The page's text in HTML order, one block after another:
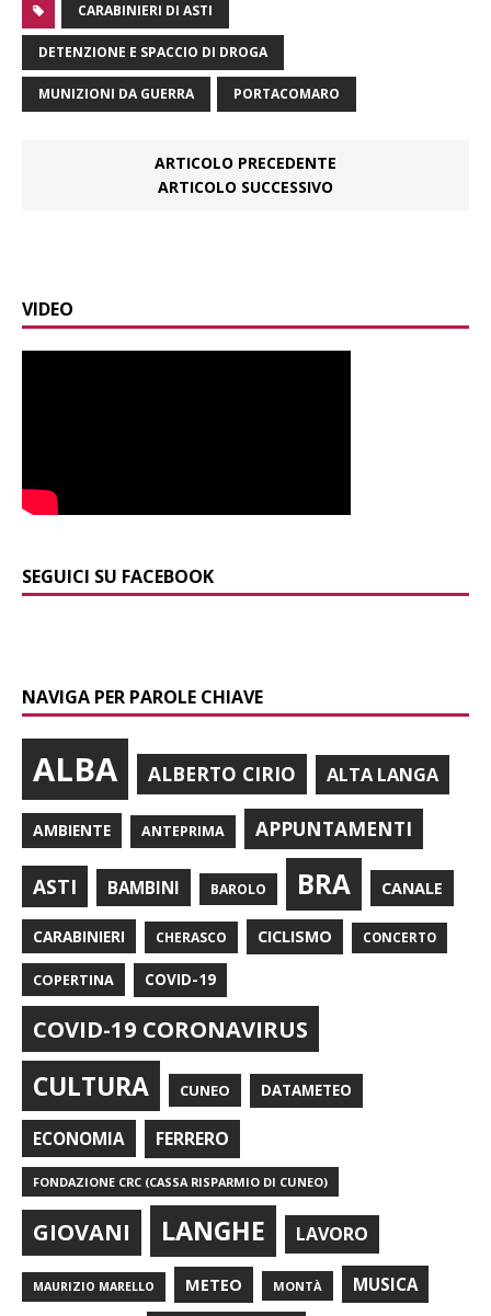
CARABINIERI DI ASTI
DETENZIONE E SPACCIO DI DROGA
MUNIZIONI DA GUERRA PORTACOMARO
ARTICOLO PRECEDENTE
ARTICOLO SUCCESSIVO
VIDEO
SEGUICI SU FACEBOOK
NAVIGA PER PAROLE CHIAVE
ALBA ALBERTO CIRIO ALTA LANGA
AMBIENTE ANTEPRIMA APPUNTAMENTI
ASTI BAMBINI BAROLO BRA CANALE
CARABINIERI CHERASCO CICLISMO CONCERTO
COPERTINA COVID-19
COVID-19 CORONAVIRUS
CULTURA CUNEO DATAMETEO
ECONOMIA FERRERO
FONDAZIONE CRC (CASSA RISPARMIO DI CUNEO)
GIOVANI LANGHE LAVORO
MAURIZIO MARELLO METEO MONTÀ MUSICA